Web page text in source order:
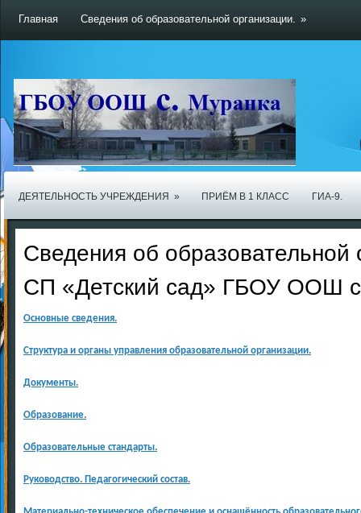
Главная Сведения об образовательной организации. »
ДЕЯТЕЛЬНОСТЬ УЧРЕЖДЕНИЯ » ПРИЁМ В 1 КЛАСС ГИА-9.
Сведения об образовательной
СП «Детский сад» ГБОУ ООШ
Основные сведения.
Структура и органы управления образовательной организации.
Документы.
Образование.
Образовательные стандарты.
Руководство. Педагогический состав.